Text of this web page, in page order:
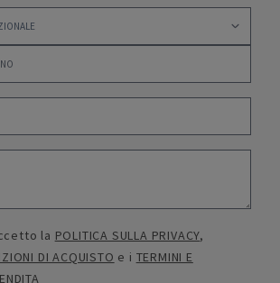
la POLITICA SULLA PRIVACY,
DI ACQUISTO e i TERMINI E